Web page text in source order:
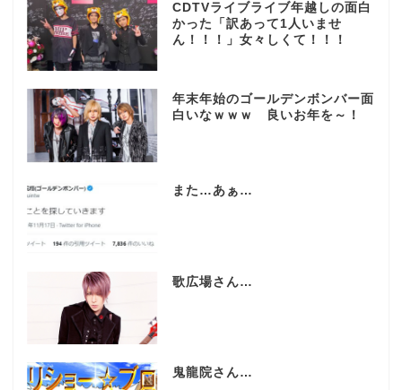
CDTVライブライブ年越しの面白
かった「訳あって1人いませ
ん！！！」女々しくて！！！
年末年始のゴールデンボンバー面
白いなｗｗｗ 良いお年を～！
また…あぁ…
歌広場さん…
鬼龍院さん…